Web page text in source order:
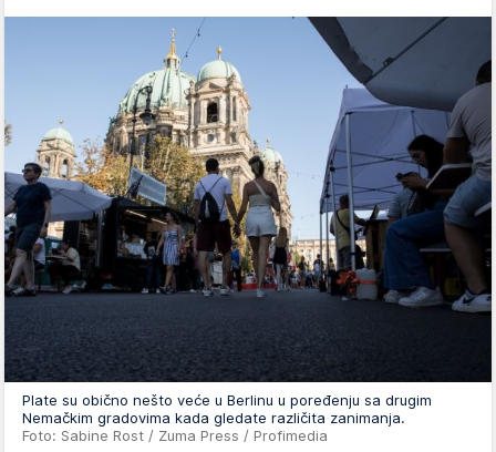
Plate su obično nešto veće u Berlinu u poređenju sa drugim
Nemačkim gradovima kada gledate različita zanimanja.
Foto: Sabine Rost / Zuma Press / Profimedia